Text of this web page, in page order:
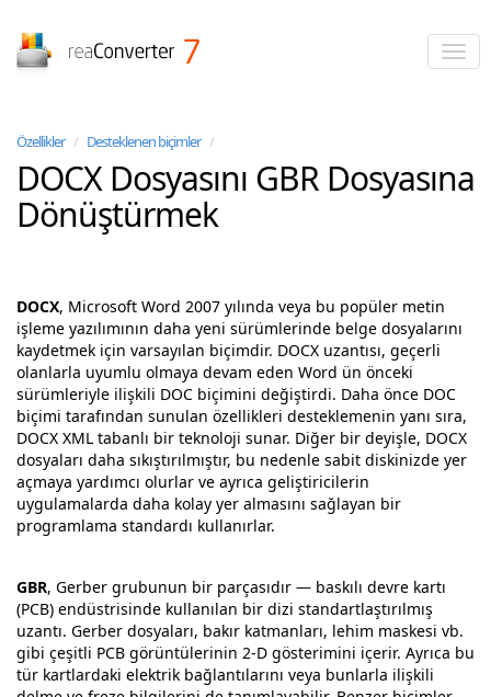
Özellikler / Desteklenen biçimler /
DOCX Dosyasını GBR Dosyasına
Dönüştürmek
DOCX, Microsoft Word 2007 yılında veya bu popüler metin
işleme yazılımının daha yeni sürümlerinde belge dosyalarını
kaydetmek için varsayılan biçimdir. DOCX uzantısı, geçerli
olanlarla uyumlu olmaya devam eden Word ün önceki
sürümleriyle ilişkili DOC biçimini değiştirdi. Daha önce DOC
biçimi tarafından sunulan özellikleri desteklemenin yanı sıra,
DOCX XML tabanlı bir teknoloji sunar. Diğer bir deyişle, DOCX
dosyaları daha sıkıştırılmıştır, bu nedenle sabit diskinizde yer
açmaya yardımcı olurlar ve ayrıca geliştiricilerin
uygulamalarda daha kolay yer almasını sağlayan bir
programlama standardı kullanırlar.
GBR, Gerber grubunun bir parçasıdır — baskılı devre kartı
(PCB) endüstrisinde kullanılan bir dizi standartlaştırılmış
uzantı. Gerber dosyaları, bakır katmanları, lehim maskesi vb.
gibi çeşitli PCB görüntülerinin 2-D gösterimini içerir. Ayrıca bu
tür kartlardaki elektrik bağlantılarını veya bunlarla ilişkili